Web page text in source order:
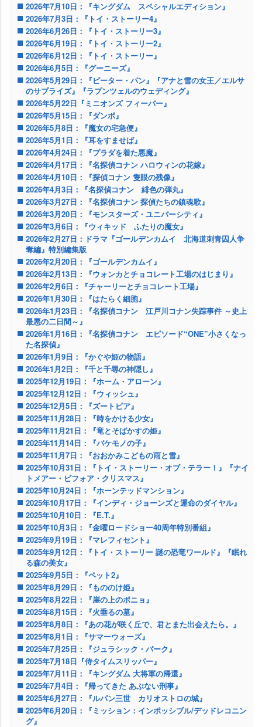
2026年7月10日：『キングダム スペシャルエディション』
2026年7月3日：『トイ・ストーリー4』
2026年6月26日：『トイ・ストーリー3』
2026年6月19日：『トイ・ストーリー2』
2026年6月12日：『トイ・ストーリー』
2026年6月5日：『グーニーズ』
2026年5月29日：『ピーター・パン』『アナと雪の女王／エルサ
のサプライズ』『ラプンツェルのウェディング』
2026年5月22日『ミニオンズ フィーバー』
2026年5月15日：『ダンボ』
2026年5月8日：『魔女の宅急便』
2026年5月1日：『耳をすませば』
2026年4月24日：『プラダを着た悪魔』
2026年4月17日：『名探偵コナン ハロウィンの花嫁』
2026年4月10日：『探偵コナン 隻眼の残像』
2026年4月3日：『名探偵コナン 緋色の弾丸』
2026年3月27日：『名探偵コナン 探偵たちの鎮魂歌』
2026年3月20日：『モンスターズ・ユニバーシティ』
2026年3月6日：『ウィキッド ふたりの魔女』
2026年2月27日：ドラマ『ゴールデンカムイ 北海道刺青囚人争
奪編』特別編集版
2026年2月20日：『ゴールデンカムイ』
2026年2月13日：『ウォンカとチョコレート工場のはじまり』
2026年2月6日：『チャーリーとチョコレート工場』
2026年1月30日：『はたらく細胞』
2026年1月23日：『名探偵コナン 江戸川コナン失踪事件 ～史上
最悪の二日間～』
2026年1月16日：『名探偵コナン エピソード“ONE”小さくなっ
た名探偵』
2026年1月9日：『かぐや姫の物語』
2026年1月2日：『千と千尋の神隠し』
2025年12月19日：『ホーム・アローン』
2025年12月12日：『ウィッシュ』
2025年12月5日：『ズートピア』
2025年11月28日：『時をかける少女』
2025年11月21日：『竜とそばかすの姫』
2025年11月14日：『バケモノの子』
2025年11月7日：『おおかみこどもの雨と雪』
2025年10月31日：『トイ・ストーリー・オブ・テラー！』『ナイ
トメアー・ビフォア・クリスマス』
2025年10月24日：『ホーンテッドマンション』
2025年10月17日：『インディ・ジョーンズと運命のダイヤル』
2025年10月10日：『E.T.』
2025年10月3日：『金曜ロードショー40周年特別番組』
2025年9月19日：『マレフィセント』
2025年9月12日：『トイ・ストーリー 謎の恐竜ワールド』『眠れ
る森の美女』
2025年9月5日：『ペット2』
2025年8月29日：『もののけ姫』
2025年8月22日：『崖の上のポニョ』
2025年8月15日：『火垂るの墓』
2025年8月8日：『あの花が咲く丘で、君とまた出会えたら。』
2025年8月1日：『サマーウォーズ』
2025年7月25日：『ジュラシック・パーク』
2025年7月18日『侍タイムスリッパー』
2025年7月11日：『キングダム 大将軍の帰還』
2025年7月4日：『帰ってきた あぶない刑事』
2025年6月27日：『ルパン三世 カリオストロの城』
2025年6月20日：『ミッション：インポッシブル/デッドレコニン
グ』